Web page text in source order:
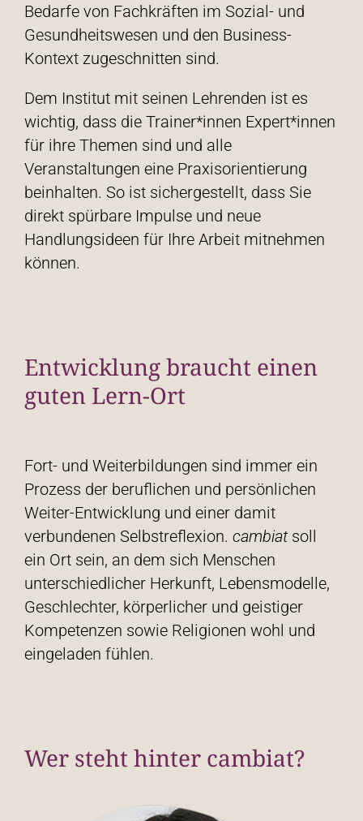
Bedarfe von Fachkräften im Sozial- und
Gesundheitswesen und den Business-
Kontext zugeschnitten sind.
Dem Institut mit seinen Lehrenden ist es
wichtig, dass die Trainer*innen Expert*innen
für ihre Themen sind und alle
Veranstaltungen eine Praxisorientierung
beinhalten. So ist sichergestellt, dass Sie
direkt spürbare Impulse und neue
Handlungsideen für Ihre Arbeit mitnehmen
können.
Entwicklung braucht einen
guten Lern-Ort
Fort- und Weiterbildungen sind immer ein
Prozess der beruflichen und persönlichen
Weiter-Entwicklung und einer damit
verbundenen Selbstreflexion. cambiatsoll
ein Ort sein, an dem sich Menschen
unterschiedlicher Herkunft, Lebensmodelle,
Geschlechter, körperlicher und geistiger
Kompetenzen sowie Religionen wohl und
eingeladen fühlen.
Wer steht hinter cambiat?